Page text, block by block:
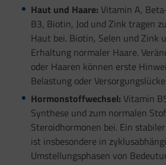
Haut und Haare: Vitamin A,
B3, Biotin, Jod und Zink tragen
Haut bei. Biotin, Selen und Zink
Erhaltung normaler Haare.
oder Haaren können erste
Belastung oder
Hormonstoffwechsel: Vitamin
Synthese und zum normalen
Steroidhormonen bei. Ein
ist insbesondere in
Umstellungsphasen von